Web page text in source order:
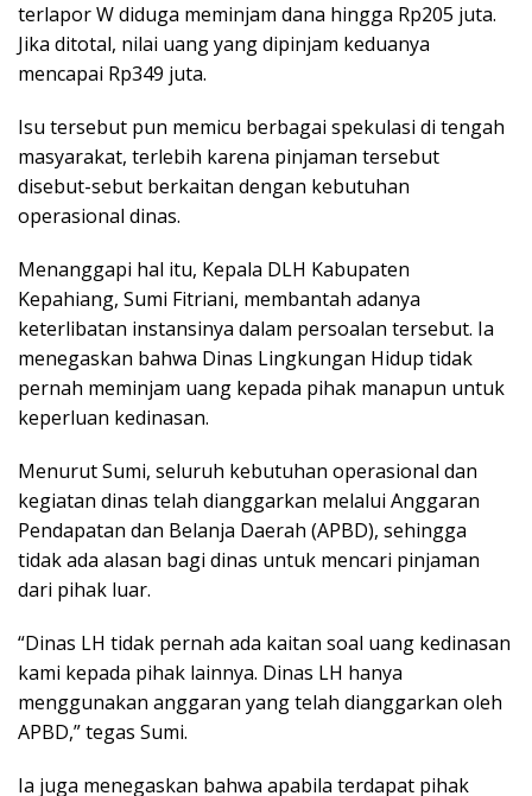
terlapor W diduga meminjam dana hingga Rp205 juta.
Jika ditotal, nilai uang yang dipinjam keduanya
mencapai Rp349 juta.
Isu tersebut pun memicu berbagai spekulasi di tengah
masyarakat, terlebih karena pinjaman tersebut
disebut-sebut berkaitan dengan kebutuhan
operasional dinas.
Menanggapi hal itu, Kepala DLH Kabupaten
Kepahiang, Sumi Fitriani, membantah adanya
keterlibatan instansinya dalam persoalan tersebut. Ia
menegaskan bahwa Dinas Lingkungan Hidup tidak
pernah meminjam uang kepada pihak manapun untuk
keperluan kedinasan.
Menurut Sumi, seluruh kebutuhan operasional dan
kegiatan dinas telah dianggarkan melalui Anggaran
Pendapatan dan Belanja Daerah (APBD), sehingga
tidak ada alasan bagi dinas untuk mencari pinjaman
dari pihak luar.
“Dinas LH tidak pernah ada kaitan soal uang kedinasan
kami kepada pihak lainnya. Dinas LH hanya
menggunakan anggaran yang telah dianggarkan oleh
APBD,” tegas Sumi.
Ia juga menegaskan bahwa apabila terdapat pihak